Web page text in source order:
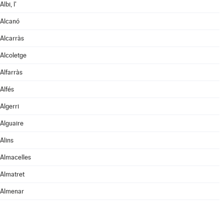
Albi, l'
Alcanó
Alcarràs
Alcoletge
Alfarràs
Alfés
Algerri
Alguaire
Alins
Almacelles
Almatret
Almenar